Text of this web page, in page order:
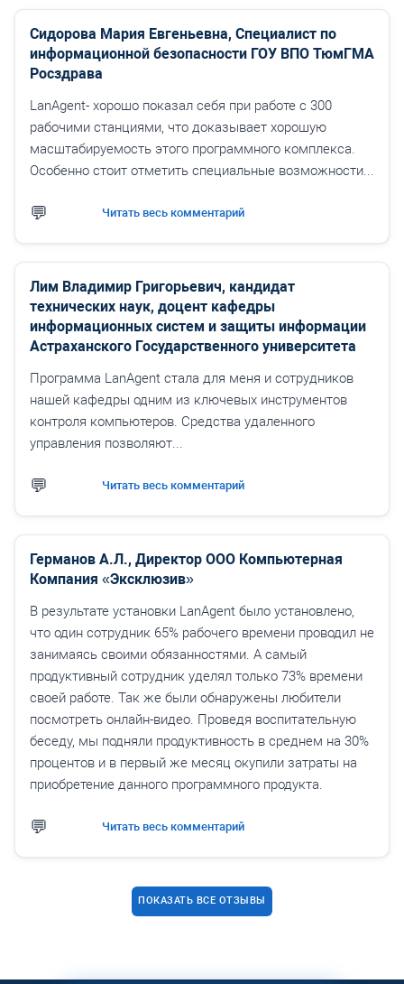
Сидорова Мария Евгеньевна, Специалист по
информационной безопасности ГОУ ВПО ТюмГМА
Росздрава
LanAgent- хорошо показал себя при работе с 300
рабочими станциями, что доказывает хорошую
масштабируемость этого программного комплекса.
Особенно стоит отметить специальные возможности...
Читать весь комментарий
Лим Владимир Григорьевич, кандидат
технических наук, доцент кафедры
информационных систем и защиты информации
Астраханского Государственного университета
Программа LanAgent стала для меня и сотрудников
нашей кафедры одним из ключевых инструментов
контроля компьютеров. Средства удаленного
управления позволяют...
Читать весь комментарий
Германов А.Л., Директор ООО Компьютерная
Компания «Эксклюзив»
В результате установки LanAgent было установлено,
что один сотрудник 65% рабочего времени проводил не
занимаясь своими обязанностями. А самый
продуктивный сотрудник уделял только 73% времени
своей работе. Так же были обнаружены любители
посмотреть онлайн-видео. Проведя воспитательную
беседу, мы подняли продуктивность в среднем на 30%
процентов и в первый же месяц окупили затраты на
приобретение данного программного продукта.
Читать весь комментарий
ПОКАЗАТЬ ВСЕ ОТЗЫВЫ